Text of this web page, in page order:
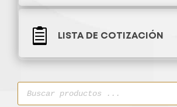
 LISTA DE COTIZACIÓN
Búsqueda
productos